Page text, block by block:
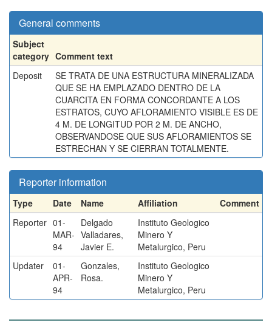
General comments
Subject
category Comment text
Deposit
SE TRATA DE UNA ESTRUCTURA MINERALIZADA
QUE SE HA EMPLAZADO DENTRO DE LA
CUARCITA EN FORMA CONCORDANTE A LOS
ESTRATOS, CUYO AFLORAMIENTO VISIBLE ES DE
4 M. DE LONGITUD POR 2 M. DE ANCHO,
OBSERVANDOSE QUE SUS AFLORAMIENTOS SE
ESTRECHAN Y SE CIERRAN TOTALMENTE.
Reporter information
Type Date Name Affiliation
Comment
Reporter 01-
MAR-
94
Delgado
Valladares,
Javier E.
Instituto Geologico
Minero Y
Metalurgico, Peru
Updater
01-
APR-
94
Gonzales,
Rosa.
Instituto Geologico
Minero Y
Metalurgico, Peru